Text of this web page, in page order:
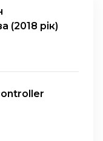
(2018 рік)